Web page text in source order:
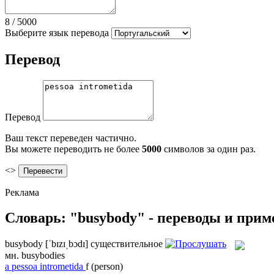
8 / 5000
Выберите язык перевода
Перевод
Перевод
Ваш текст переведен частично.
Вы можете переводить не более 5000 символов за один раз.
<>
Реклама
Словарь: "busybody" - переводы и
busybody [ˈbɪzɪˌbɔdɪ] существительное
мн. busybodies
a pessoa intrometida f (person)